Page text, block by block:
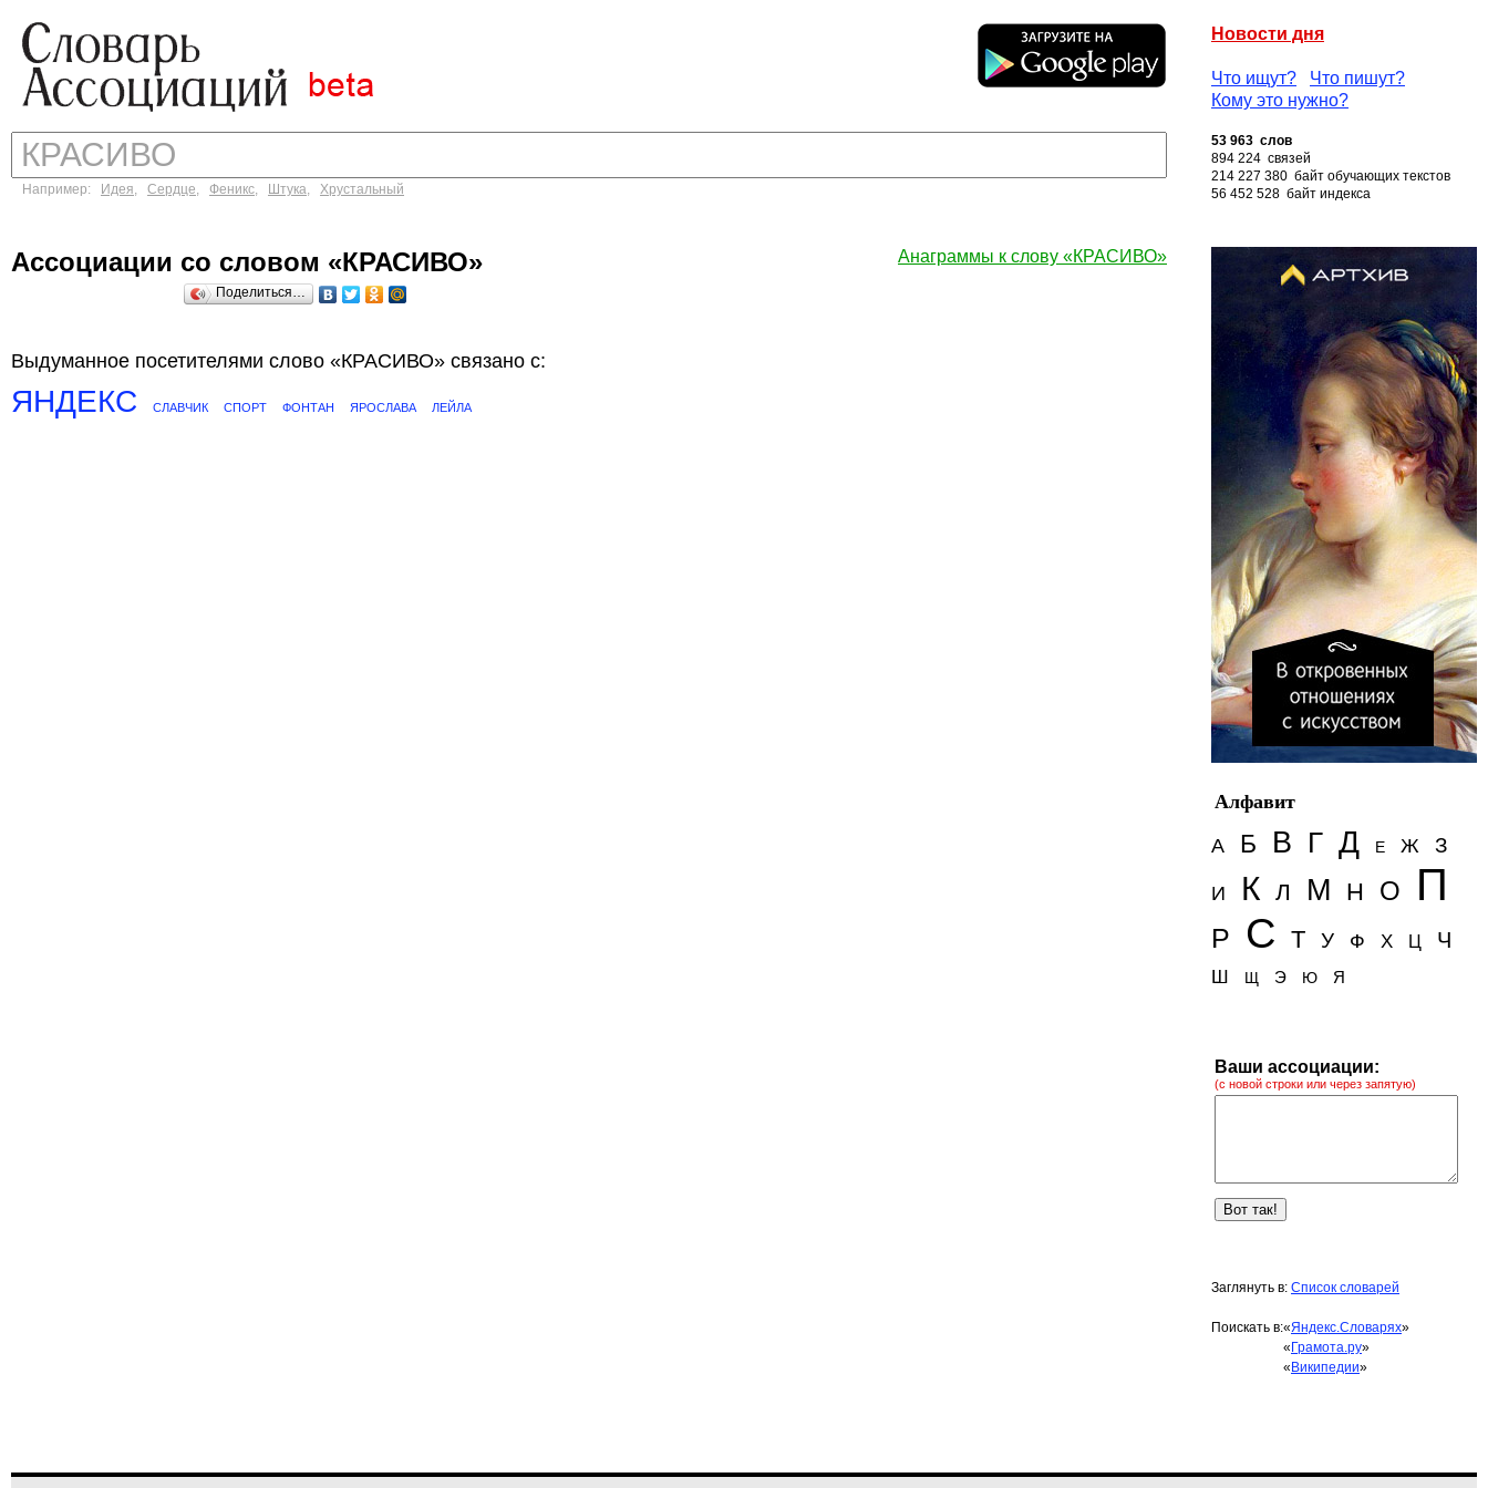
Новости дня
Что ищут?
Что пишут?
Кому это нужно?
Например: Идея, Сердце, Феникс, Штука, Хрустальный
53 963 слов
894 224 связей
214 227 380 байт обучающих текстов
56 452 528 байт индекса
Анаграммы к слову «КРАСИВО»
Ассоциации со словом «КРАСИВО»
Поделиться…
Выдуманное посетителями слово «КРАСИВО» связано с:
ЯНДЕКС СЛАВЧИК СПОРТ ФОНТАН ЯРОСЛАВА ЛЕЙЛА
Алфавит
А
Б В Г Д Е Ж З
И К Л М Н О П
Р С Т У Ф Х Ц Ч
Ш Щ Э Ю Я
Ваши ассоциации:
(с новой строки или через запятую)
Заглянуть в: Список словарей
Поискать в:«Яндекс.Словарях»
« Грамота.ру»
« Википедии»